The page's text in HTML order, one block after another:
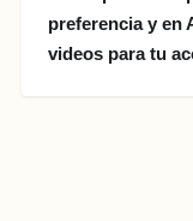
preferencia y en
videos para tu